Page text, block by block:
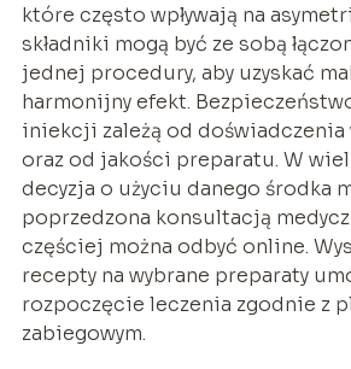
które często wpływają na
składniki mogą być ze sobą
jednej procedury, aby uzyskać
harmonijny efekt.
iniekcji zależą od doświadczenia
oraz od jakości preparatu. W
decyzja o użyciu danego środka
poprzedzona konsultacją
częściej można odbyć online.
recepty na wybrane preparaty
rozpoczęcie leczenia zgodnie z
zabiegowym.